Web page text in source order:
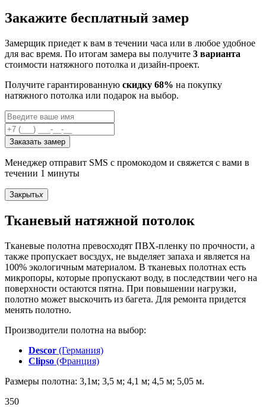
Закажите бесплатный замер
Замерщик приедет к вам в течении часа или в любое удобное
для вас время. По итогам замера вы получите 3 варианта
стоимости натяжного потолка и дизайн-проект.
Получите гарантированную скидку 68% на покупку
натяжного потолка или подарок на выбор.
Заказать замер
Менеджер отправит SMS с промокодом и свяжется с вами в
течении 1 минуты
Закрытьx
Тканевый натяжной потолок
Тканевые полотна превосходят ПВХ-пленку по прочности, а
также пропускает восздух, не выделяет запаха и является на
100% экологичным материалом. В тканевых полотнах есть
микропоры, которые пропускают воду, в последствии чего на
поверхности остаются пятна. При повышении нагрузки,
полотно может выскочить из багета. Для ремонта придется
менять полотно.
Производители полотна на выбор:
Descor (Германия)
Clipso (Франция)
Размеры полотна: 3,1м; 3,5 м; 4,1 м; 4,5 м; 5,05 м.
350